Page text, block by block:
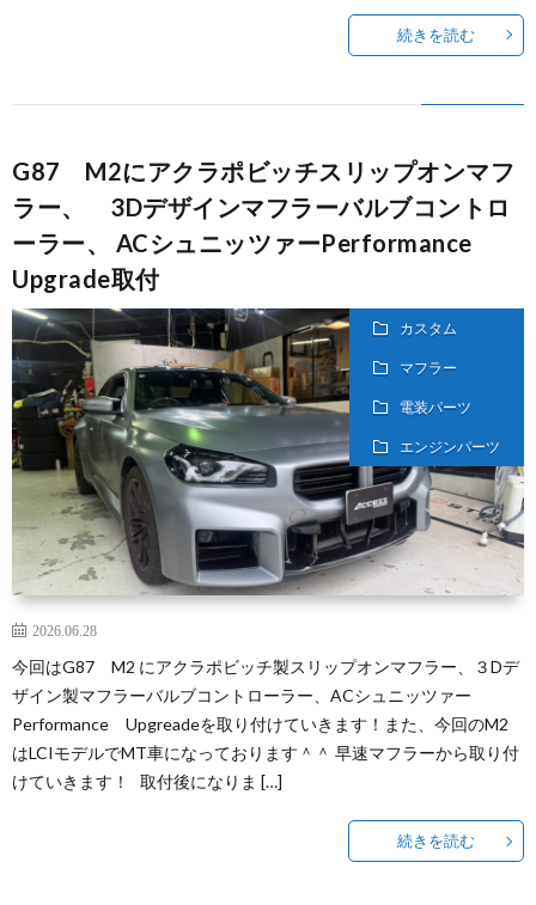
続きを読む
G87 M2にアクラポビッチスリップオンマフ
ラー、 3Dデザインマフラーバルブコントロ
ーラー、 ACシュニッツァーPerformance
Upgrade取付
カスタム
マフラー
電装パーツ
エンジンパーツ
2026.06.28
今回はG87 M2 にアクラポビッチ製スリップオンマフラー、３Dデ
ザイン製マフラーバルブコントローラー、ACシュニッツァー
Performance Upgreadeを取り付けていきます！また、今回のM2
はLCIモデルでMT車になっております＾＾ 早速マフラーから取り付
けていきます！ 取付後になりま […]
続きを読む